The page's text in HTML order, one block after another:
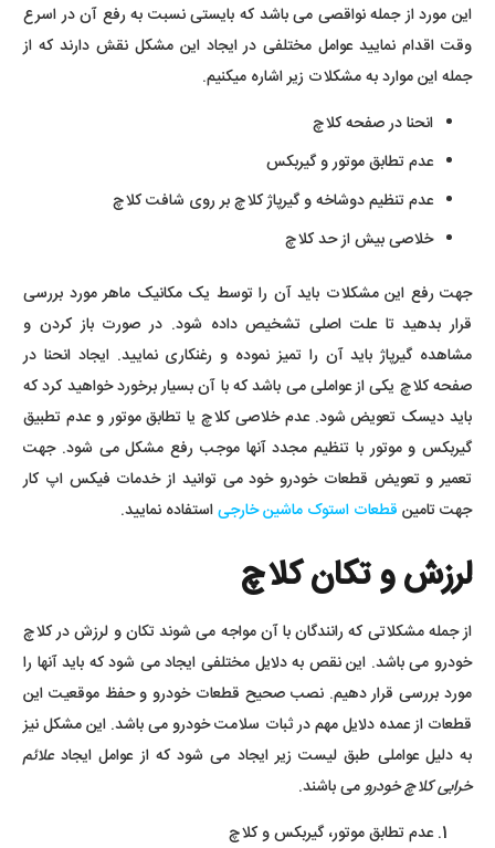
این مورد از جمله نواقصی می باشد که بایستی نسبت به رفع آن در اسرع
وقت اقدام نمایید عوامل مختلفی در ایجاد این مشکل نقش دارند که از
جمله این موارد به مشکلات زیر اشاره میکنیم.
انحنا در صفحه کلاچ
عدم تطابق موتور و گیربکس
عدم تنظیم دوشاخه و گیرپاژ کلاچ بر روی شافت کلاچ
خلاصی بیش از حد کلاچ
جهت رفع این مشکلات باید آن را توسط یک مکانیک ماهر مورد بررسی
قرار بدهید تا علت اصلی تشخیص داده شود. در صورت باز کردن و
مشاهده گیرپاژ باید آن را تمیز نموده و رغنکاری نمایید. ایجاد انحنا در
صفحه کلاچ یکی از عواملی می باشد که با آن بسیار برخورد خواهید کرد که
باید دیسک تعویض شود. عدم خلاصی کلاچ یا تطابق موتور و عدم تطبیق
گیربکس و موتور با تنظیم مجدد آنها موجب رفع مشکل می شود. جهت
تعمیر و تعویض قطعات خودرو خود می توانید از خدمات فیکس اپ کار
جهت تامین قطعات استوک ماشین خارجیاستفاده نمایید.
لرزش و تکان کلاچ
از جمله مشکلاتی که رانندگان با آن مواجه می شوند تکان و لرزش در کلاچ
خودرو می باشد. این نقص به دلایل مختلفی ایجاد می شود که باید آنها را
مورد بررسی قرار دهیم. نصب صحیح قطعات خودرو و حفظ موقعیت این
قطعات از عمده دلایل مهم در ثبات سلامت خودرو می باشد. این مشکل نیز
به دلیل عواملی طبق لیست زیر ایجاد می شود که از عوامل ایجادعلائم
خرابی کلاچ خودرومی باشند.
عدم تطابق موتور، گیربکس و کلاچ